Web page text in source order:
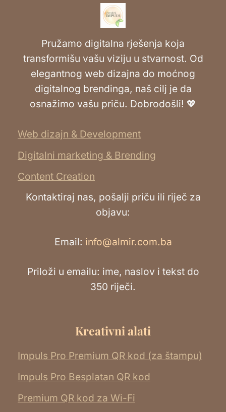
Pružamo digitalna rješenja koja
transformišu vašu viziju u stvarnost. Od
elegantnog web dizajna do moćnog
digitalnog brendinga, naš cilj je da
osnažimo vašu priču. Dobrodošli! 💖
Web dizajn & Development
Digitalni marketing & Brending
Content Creation
Kontaktiraj nas, pošalji priču ili riječ za
objavu:
Email: info@almir.com.ba
Priloži u emailu: ime, naslov i tekst do
350 riječi.
Kreativni alati
Impuls Pro Premium QR kod (za štampu)
Impuls Pro Besplatan QR kod
Premium QR kod za Wi-Fi